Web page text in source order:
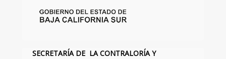
SECRETARÍA DE LA CONTRALORÍA Y